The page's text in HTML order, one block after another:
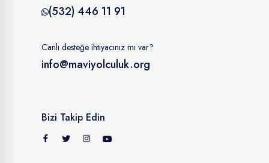
(532) 446 11 91
Canlı desteğe ihtiyacınız mı var?
info@maviyolculuk.org
Bizi Takip Edin